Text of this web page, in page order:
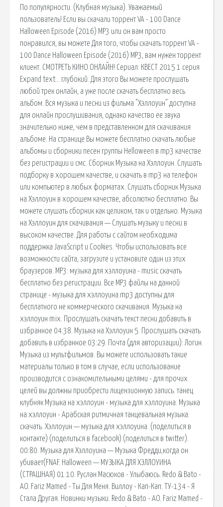
По популярности. (Клубная музыка). Уважаемый
пользователь! Если вы скачали торрент VA - 100 Dance
Halloween Episode (2016) MP3 или он вам просто
понравился, вы можете Для того, чтобы скачать торрент VA -
100 Dance Halloween Episode (2016) MP3, вам нужен торрент
клиент. СМОТРЕТЬ КИНО ОНЛАЙН! Сериал: КВЕСТ 2015 1 серия
Expand text… глубокий. Для этого Вы можете прослушать
любой трек онлайн, а уже после скачать бесплатно весь
альбом. Вся музыка и песни из фильма "Хэллоуин" доступна
для онлайн прослушивания, однако качество ее звука
значительно ниже, чем в представленном для скачивания
альбоме. На странице Вы можете бесплатно скачать любые
альбомы и сборники песен группы Helloween в mp3 качестве
без регистрации и смс. Сборник Музыка на Хэллоуин. Слушать
подборку в хорошем качестве, и скачать в mp3 на телефон
или компьютер в любых форматах. Слушать сборник Музыка
на Хэллоуин в хорошем качестве, абсолютно бесплатно. Вы
можете слушать сборник как целиком, так и отдельно. Музыка
на Хэллоуин для скачивания — Слушать музыку и песни в
высоком качестве. Для работы с сайтом необходима
поддержка JavaScript и Cookies. Чтобы использовать все
возможности сайта, загрузите и установите один из этих
браузеров. MP3: музыка для хэллоуина - music скачать
бесплатно без регистрации. Все MP3 файлы на данной
странице - музыка для хэллоуина.mp3 доступны для
бесплатного не коммерческого скачивания. Музыка на
хэллоуин mix. Прослушать скачать текст песни добавить в
избранное 04:38. Музыка на Хэллоуин 5. Прослушать скачать
добавить в избранное 03:29. Почта (для авторизации): Логин.
Музыка из мультфильмов. Вы можете использовать такие
материалы только в том в случае, если использование
производится с ознакомительными целями - для прочих
целей вы должны приобрести лицензионную запись. танец
клубняк Музыка на хэллоуин - музыка для хэллоуина. Музыка
на хэллоуин - Арабская ритмичная танцевальная музыка.
скачать. Хэллоуин — музыка для хэллоуина. (поделиться в
контакте) (поделиться в facebook) (поделиться в twitter).
00:80. Музыка для Хэллоуина — Музыка Фредди,когда он
убивает(FNAF. Halloween — МУЗЫКА ДЛЯ ХЭЛЛОУИНА
(СТРАШНАЯ) 01:10. Руслан Масюков - Улыбаюсь. Redo & Bato -
AO. Fariz Mamed - Ты Для Меня. Виллоу - Кап-Кап. ТУ-134 - Я
Стала Другая. Новинки музыки. Redo & Bato - AO. Fariz Mamed -